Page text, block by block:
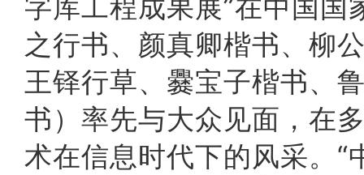
之行书、颜真卿楷书、柳
王铎行草、爨宝子楷书、
书）率先与大众见面，在
术在信息时代下的风采。“